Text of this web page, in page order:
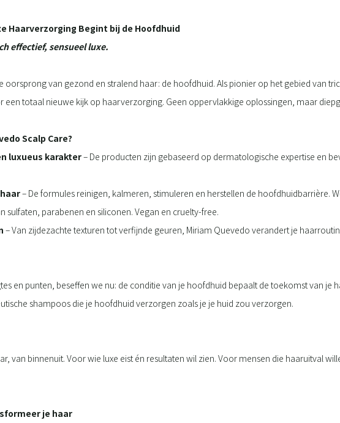
Haarverzorging Begint bij de Hoofdhuid
effectief, sensueel luxe.
oorsprong van gezond en stralend haar: de hoofdhuid. Als pionier op het gebied van
totaal nieuwe kijk op haarverzorging. Geen oppervlakkige oplossingen, maar
Scalp Care?
luxueus karakter– De producten zijn gebaseerd op dermatologische expertise en
– De formules reinigen, kalmeren, stimuleren en herstellen de hoofdhuidbarrière.
sulfaten, parabenen en siliconen. Vegan en cruelty-free.
– Van zijdezachte texturen tot verfijnde geuren, Miriam Quevedo verandert je
en punten, beseffen we nu: de conditie van je hoofdhuid bepaalt de toekomst van je
shampoos die je hoofdhuid verzorgen zoals je je huid zou verzorgen.
van binnenuit. Voor wie luxe eist én resultaten wil zien. Voor mensen die haaruitval
je haar